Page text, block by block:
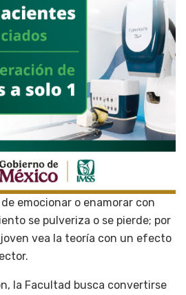
emocionar o enamorar con
se pulveriza o se pierde; por
vea la teoría con un efecto
la Facultad busca convertirse